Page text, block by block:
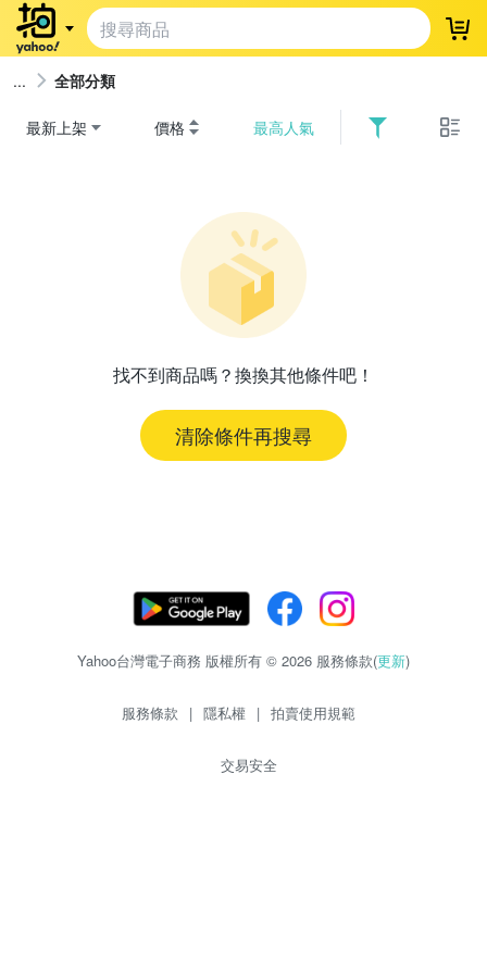
登
全部分類
最新上架 價格 最高人氣
找不到商品嗎？換換其他條件吧！
清除條件再搜尋
Yahoo台灣電子商務 版權所有 © 2026 服務條款(更新)
服務條款 | 隱私權 | 拍賣使用規範
交易安全